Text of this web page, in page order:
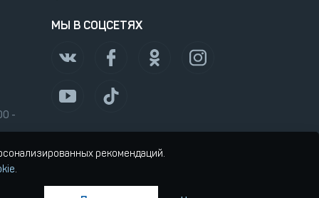
-
МЫ В СОЦСЕТЯХ
рекомендаций.
.